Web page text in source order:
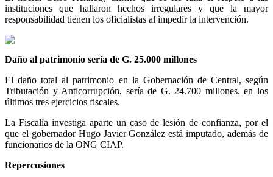
instituciones que hallaron hechos irregulares y que la mayor
responsabilidad tienen los oficialistas al impedir la intervención.
Daño al patrimonio sería de G. 25.000 millones
El daño total al patrimonio en la Gobernación de Central, según
Tributación y Anticorrupción, sería de G. 24.700 millones, en los
últimos tres ejercicios fiscales.
La Fiscalía investiga aparte un caso de lesión de confianza, por el
que el gobernador Hugo Javier González está imputado, además de
funcionarios de la ONG CIAP.
Repercusiones